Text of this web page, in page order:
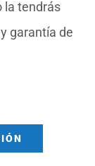
la tendrás
garantía de